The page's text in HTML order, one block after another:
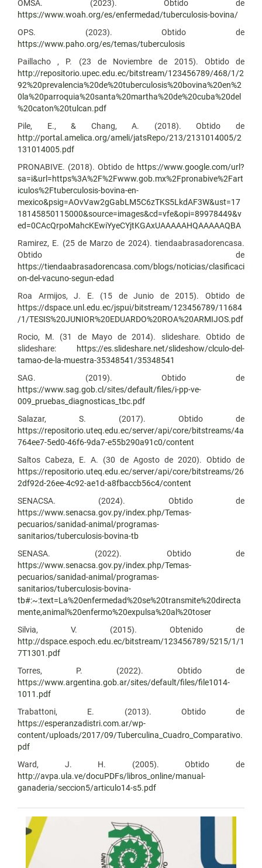
OMSA. (2023). Obtido de
https://www.woah.org/es/enfermedad/tuberculosis-bovina/
OPS. (2023). Obtido de
https://www.paho.org/es/temas/tuberculosis
Paillacho , P. (23 de Noviembre de 2015). Obtido de
http://repositorio.upec.edu.ec/bitstream/123456789/468/1/2
92%20prevalencia%20de%20tuberculosis%20bovina%20en%2
0la%20parroquia%20santa%20martha%20de%20cuba%20del
%20caton%20tulcan.pdf
Pile, E., & Chang, A. (2018). Obtido de
http://portal.amelica.org/ameli/jatsRepo/213/2131014005/2
131014005.pdf
PRONABIVE. (2018). Obtido de https://www.google.com/url?
sa=i&url=https%3A%2F%2Fwww.gob.mx%2Fpronabive%2Fart
iculos%2Ftuberculosis-bovina-en-
mexico&psig=AOvVaw2gGabLM5C6zTKS5LkdAF3W&ust=17
18145850115000&source=images&cd=vfe&opi=89978449&v
ed=0CAcQrpoMahcKEwiYyeCYjtKGAxUAAAAAHQAAAAAQBA
Ramirez, E. (25 de Marzo de 2024). tiendaabrasadorencasa.
Obtido de
https://tiendaabrasadorencasa.com/blogs/noticias/clasificaci
on-del-vacuno-segun-edad
Roa Armijos, J. E. (15 de Junio de 2015). Obtido de
https://dspace.unl.edu.ec/jspui/bitstream/123456789/11684
/1/TESIS%20JUNIOR%20EDUARDO%20ROA%20ARMIJOS.pdf
Rocio, M. (31 de Mayo de 2014). slideshare. Obtido de
slideshare:
https://es.slideshare.net/slideshow/clculo-del-
tamao-de-la-muestra-35348541/35348541
SAG. (2019). Obtido de
https://www.sag.gob.cl/sites/default/files/i-pp-ve-
009_pruebas_diagnosticas_tbc.pdf
Salazar, S. (2017). Obtido de
https://repositorio.uteq.edu.ec/server/api/core/bitstreams/4a
764ee7-5ed0-46f6-9da7-e55b290a91c0/content
Saltos Cabeza, E. A. (30 de Agosto de 2020). Obtido de
https://repositorio.uteq.edu.ec/server/api/core/bitstreams/26
2df92d-26ee-4c92-ae1d-a8fbaccb56c4/content
SENACSA. (2024). Obtido de
https://www.senacsa.gov.py/index.php/Temas-
pecuarios/sanidad-animal/programas-
sanitarios/tuberculosis-bovina-tb
SENASA. (2022). Obtido de
https://www.senacsa.gov.py/index.php/Temas-
pecuarios/sanidad-animal/programas-
sanitarios/tuberculosis-bovina-
tb#:~:text=La%20enfermedad%20se%20transmite%20directa
mente,animal%20enfermo%20expulsa%20al%20toser
Silvia, V. (2015). Obtenido de
http://dspace.espoch.edu.ec/bitstream/123456789/5215/1/1
7T1301.pdf
Torres, P. (2022). Obtido de
https://www.argentina.gob.ar/sites/default/files/file1014-
1011.pdf
Trabattoni, E. (2013). Obtido de
https://esperanzadistri.com.ar/wp-
content/uploads/2017/09/Tuberculina_Cuadro_Comparativo.
pdf
Ward, J. H. (2005). Obtido de
http://avpa.ula.ve/docuPDFs/libros_online/manual-
ganaderia/seccion5/articulo14-s5.pdf